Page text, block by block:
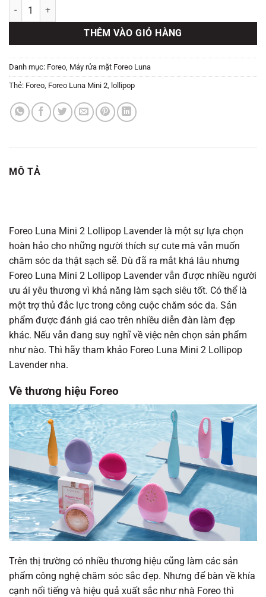
Máy Rửa Mặt Foreo Luna Mini 2 Lollipop Lavender Màu Tím số
THÊM VÀO GIỎ HÀNG
Danh mục: Foreo Máy rửa mặt Foreo Luna
Thẻ: Foreo Foreo Luna Mini 2 lollipop
MÔ TẢ
Foreo Luna Mini 2 Lollipop Lavender là một sự lựa chọn
hoàn hảo cho những người thích sự cute mà vẫn muốn
chăm sóc da thật sạch sẽ. Dù đã ra mắt khá lâu nhưng
Foreo Luna Mini 2 Lollipop Lavender vẫn được nhiều người
ưu ái yêu thương vì khả năng làm sạch siêu tốt. Có thể là
một trợ thủ đắc lực trong công cuộc chăm sóc da. Sản
phẩm được đánh giá cao trên nhiều diễn đàn làm đẹp
khác. Nếu vẫn đang suy nghĩ về việc nên chọn sản phẩm
như nào. Thì hãy tham khảo Foreo Luna Mini 2 Lollipop
Lavender nha.
Về thương hiệu Foreo
Trên thị trường có nhiều thương hiệu cũng làm các sản
phẩm công nghệ chăm sóc sắc đẹp. Nhưng để bàn về khía
cạnh nổi tiếng và hiệu quả xuất sắc như nhà Foreo thì